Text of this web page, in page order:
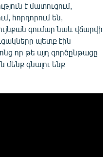
է մատուցում,
հորդորում են,
գումար նաև վճարվի
պետք էին
որ թե այդ գործընթացը
մենք գնալու ենք